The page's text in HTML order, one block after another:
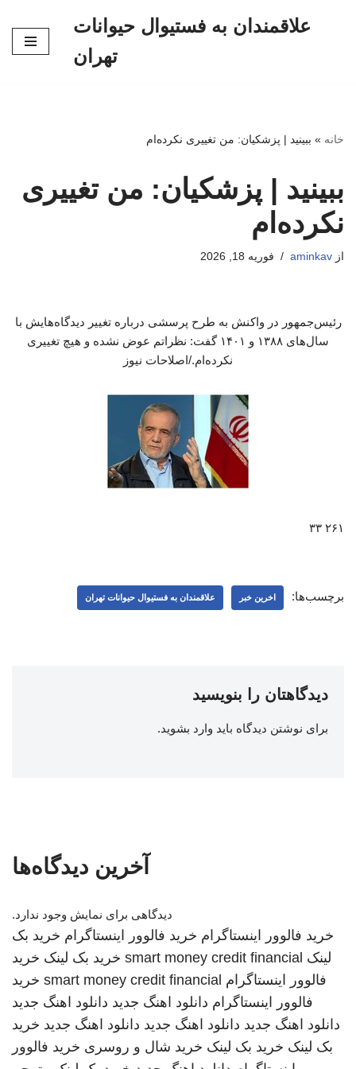
علاقمندان به فستیوال حیوانات
تهران
خانه » ببینید | پزشکیان: من تغییری نکرده‌ام
ببینید | پزشکیان: من تغییری
نکرده‌ام
از aminkav فوریه 18, 2026
رئیس‌جمهور در واکنش به طرح پرسشی درباره تغییر دیدگاه‌هایش با
سال‌های ۱۳۸۸ و ۱۴۰۱ گفت: نظراتم عوض نشده و هیچ تغییری
نکرده‌ام./اصلاحات نیوز
۲۶۱ ۳۳
برچسب‌ها: اخرین خبر علاقمندان به فستیوال حیوانات تهران
دیدگاهتان را بنویسید
برای نوشتن دیدگاه باید وارد بشوید.
آخرین دیدگاه‌ها
دیدگاهی برای نمایش وجود ندارد.
خرید فالوور اینستاگرام خرید فالوور اینستاگرام خرید بک
لینک smart money credit financial خرید بک لینک خرید
فالوور اینستاگرام smart money credit financial خرید
فالوور اینستاگرام دانلود اهنگ جدید دانلود اهنگ جدید
دانلود اهنگ جدید دانلود اهنگ جدید دانلود اهنگ جدید خرید
بک لینک خرید بک لینک خرید شال و روسری خرید فالوور